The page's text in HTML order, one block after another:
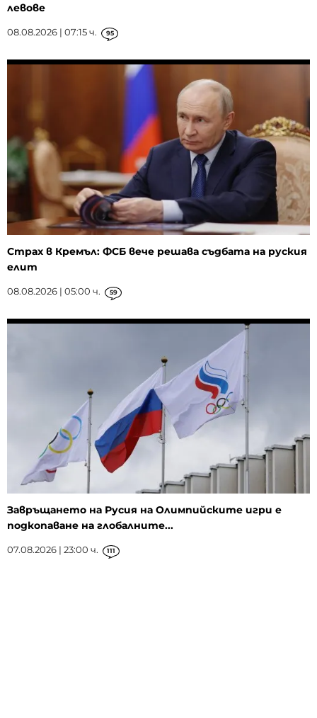
левове
08.08.2026 | 07:15 ч. 95
Страх в Кремъл: ФСБ вече решава съдбата на руския
елит
08.08.2026 | 05:00 ч. 59
Завръщането на Русия на Олимпийските игри е
подкопаване на глобалните...
07.08.2026 | 23:00 ч. 111